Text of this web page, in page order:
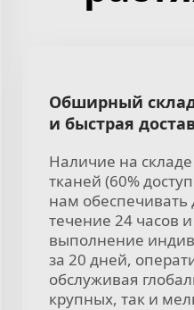
Обширный
и быстрая
Наличие на
тканей (60%
нам обеспечивать
течение 24 часов
выполнение
за 20 дней,
обслуживая
крупных, так и